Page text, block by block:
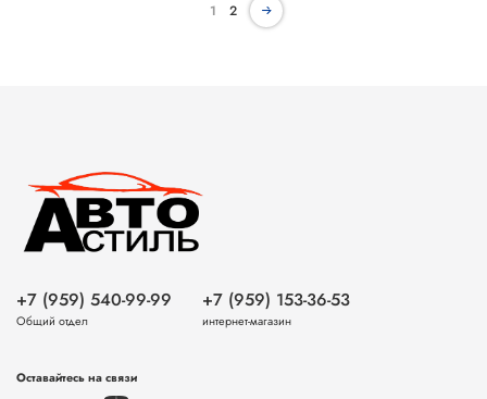
1 2
+7 (959) 540-99-99
Общий отдел
+7 (959) 153-36-53
интернет-магазин
Оставайтесь на связи